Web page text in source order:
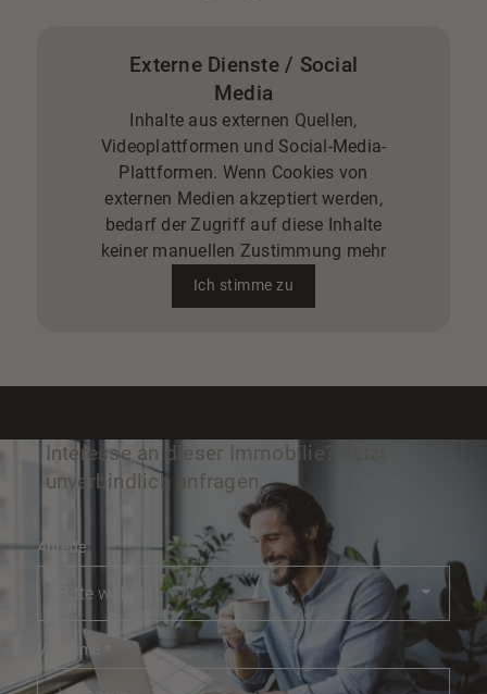
Externe Dienste / Social
Media
Inhalte aus externen Quellen,
Videoplattformen und Social-Media-
Plattformen. Wenn Cookies von
externen Medien akzeptiert werden,
bedarf der Zugriff auf diese Inhalte
keiner manuellen Zustimmung mehr
Ich stimme zu
Interesse an dieser Immobilie? Jetzt
unverbindlich anfragen.
Anrede
Vorname